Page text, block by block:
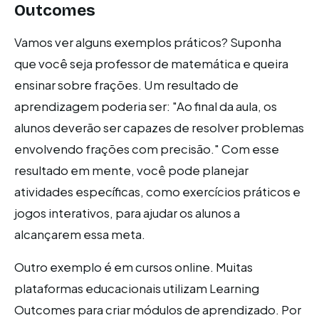
Outcomes
Vamos ver alguns exemplos práticos? Suponha
que você seja professor de matemática e queira
ensinar sobre frações. Um resultado de
aprendizagem poderia ser: "Ao final da aula, os
alunos deverão ser capazes de resolver problemas
envolvendo frações com precisão." Com esse
resultado em mente, você pode planejar
atividades específicas, como exercícios práticos e
jogos interativos, para ajudar os alunos a
alcançarem essa meta.
Outro exemplo é em cursos online. Muitas
plataformas educacionais utilizam Learning
Outcomes para criar módulos de aprendizado. Por